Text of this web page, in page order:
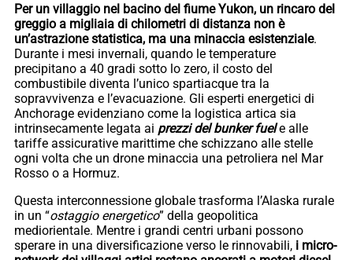
Per un villaggio nel bacino del fiume Yukon, un rincaro del
greggio a migliaia di chilometri di distanza non è
un’astrazione statistica, ma una minaccia esistenziale.
Durante i mesi invernali, quando le temperature
precipitano a 40 gradi sotto lo zero, il costo del
combustibile diventa l’unico spartiacque tra la
sopravvivenza e l’evacuazione. Gli esperti energetici di
Anchorage evidenziano come la logistica artica sia
intrinsecamente legata ai prezzi del bunker fuele alle
tariffe assicurative marittime che schizzano alle stelle
ogni volta che un drone minaccia una petroliera nel Mar
Rosso o a Hormuz.
Questa interconnessione globale trasforma l’Alaska rurale
in un “ostaggio energetico” della geopolitica
mediorientale. Mentre i grandi centri urbani possono
sperare in una diversificazione verso le rinnovabili, i micro-